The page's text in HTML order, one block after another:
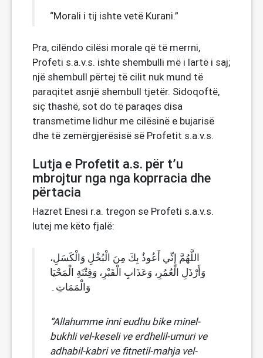
“Morali i tij ishte vetë Kurani.”
Pra, cilëndo cilësi morale që të merrni,
Profeti s.a.v.s. ishte shembulli më i lartë i saj;
një shembull përtej të cilit nuk mund të
paraqitet asnjë shembull tjetër. Sidoqoftë,
siç thashë, sot do të paraqes disa
transmetime lidhur me cilësinë e bujarisë
dhe të zemërgjerësisë së Profetit s.a.v.s.
Lutja e Profetit a.s. për t’u
mbrojtur nga nga koprracia dhe
përtacia
Hazret Enesi r.a. tregon se Profeti s.a.v.s.
lutej me këto fjalë:
اللَّهُمَّ إِنِّي أَعُوذُ بِكَ مِنَ الْبُخْلِ وَالْكَسَلِ،
وَأَرْذَلِ الْعُمُرِ، وَعَذَابِ الْقَبْرِ، وَفِتْنَةِ الْمَحْيَا
وَالْمَمَاتِ۔
“Allahumme inni eudhu bike minel-
bukhli vel-keseli ve erdhelil-umuri ve
adhabil-kabri ve fitnetil-mahja vel-